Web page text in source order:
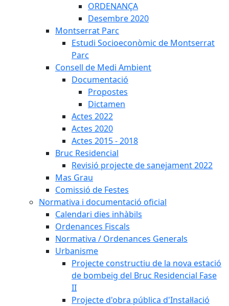
ORDENANÇA
Desembre 2020
Montserrat Parc
Estudi Socioeconòmic de Montserrat
Parc
Consell de Medi Ambient
Documentació
Propostes
Dictamen
Actes 2022
Actes 2020
Actes 2015 - 2018
Bruc Residencial
Revisió projecte de sanejament 2022
Mas Grau
Comissió de Festes
Normativa i documentació oficial
Calendari dies inhàbils
Ordenances Fiscals
Normativa / Ordenances Generals
Urbanisme
Projecte constructiu de la nova estació
de bombeig del Bruc Residencial Fase
II
Projecte d'obra pública d'Instal·lació